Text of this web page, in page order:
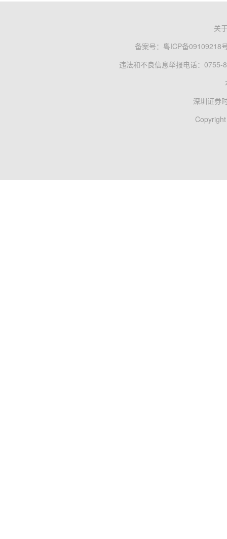
关
备案号： 粤ICP备09109218
违法和不良信息举报电话：0755-
深圳证券